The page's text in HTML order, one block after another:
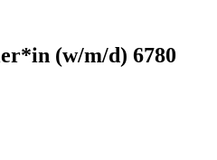
(w/m/d) 6780